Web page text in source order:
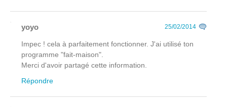
yoyo 25/02/2014
Impec ! cela à parfaitement fonctionner. J'ai utilisé ton
programme "fait-maison".
Merci d'avoir partagé cette information.
Répondre